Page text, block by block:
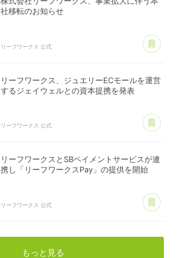
社移転のお知らせ
リーフワークス 公式
リーフワークス、ジュエリーECモールを運営
するジェイウェルとの資本提携を発表
リーフワークス 公式
リーフワークスとSBペイメントサービスが連
携し「リーフワークスPay」の提供を開始
リーフワークス 公式
もっと見る